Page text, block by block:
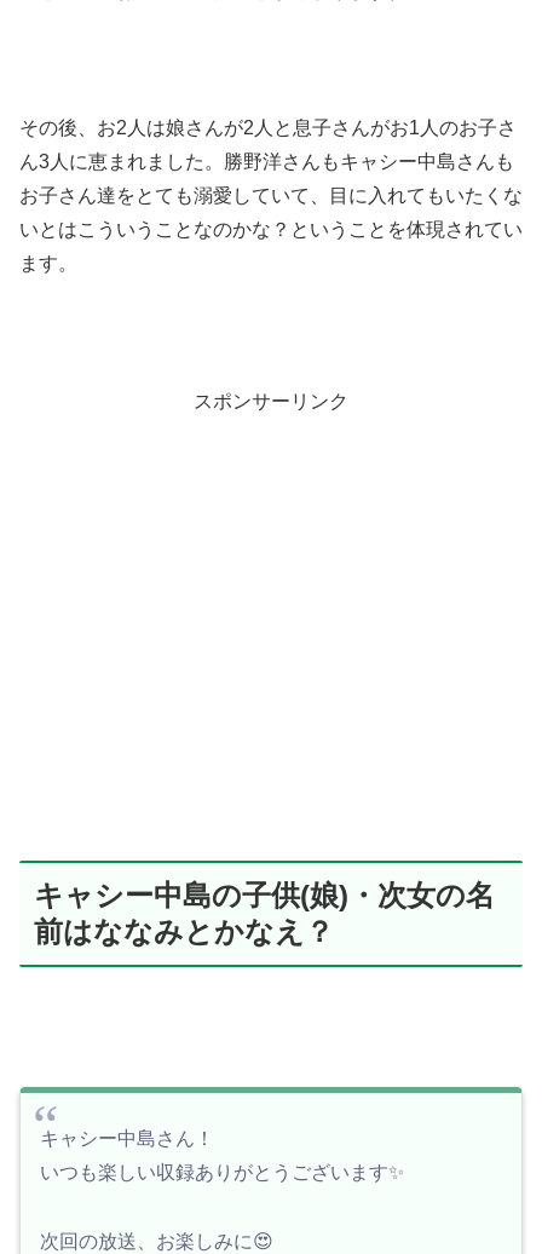
その後、お2人は娘さんが2人と息子さんがお1人のお子さ
ん3人に恵まれました。勝野洋さんもキャシー中島さんも
お子さん達をとても溺愛していて、目に入れてもいたくな
いとはこういうことなのかな？ということを体現されてい
ます。
スポンサーリンク
キャシー中島の子供(娘)・次女の名
前はななみとかなえ？
キャシー中島さん！
いつも楽しい収録ありがとうございます✨️
次回の放送、お楽しみに😍